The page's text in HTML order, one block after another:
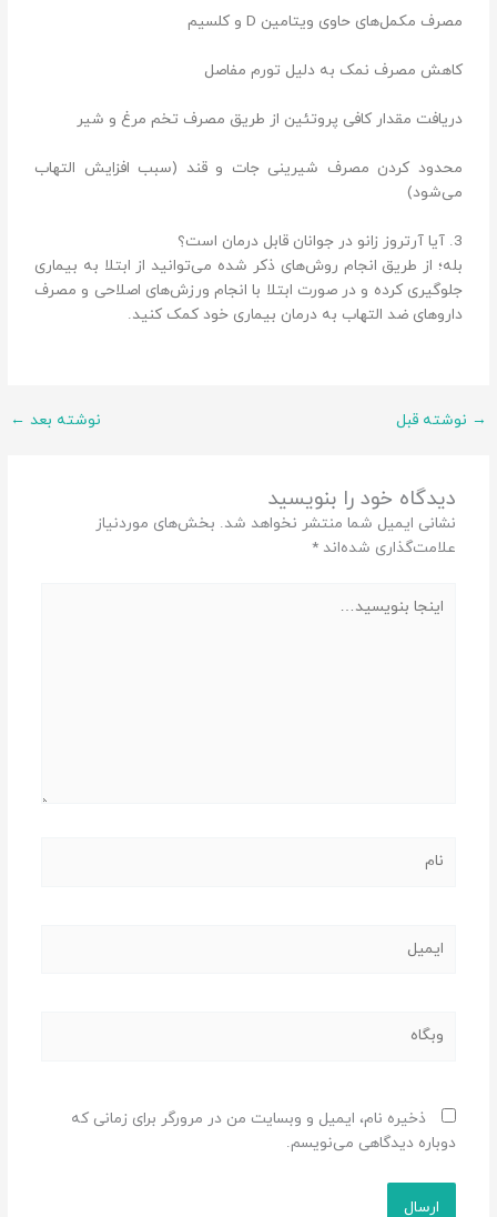
مصرف مکمل‌های حاوی ویتامین D و کلسیم
کاهش مصرف نمک به دلیل تورم مفاصل
دریافت مقدار کافی پروتئین از طریق مصرف تخم مرغ و شیر
محدود کردن مصرف شیرینی جات و قند (سبب افزایش التهاب
می‌شود)
3. آیا آرتروز زانو در جوانان قابل درمان است؟
بله؛ از طریق انجام روش‌های ذکر شده می‌توانید از ابتلا به بیماری
جلوگیری کرده و در صورت ابتلا با انجام ورزش‌های اصلاحی و مصرف
داروهای ضد التهاب به درمان بیماری خود کمک کنید.
→ نوشته قبل نوشته بعد ←
دیدگاه‌ خود را بنویسید
نشانی ایمیل شما منتشر نخواهد شد. بخش‌های موردنیاز
علامت‌گذاری شده‌اند *
بنویسید…
وبگاه
ذخیره نام، ایمیل و وبسایت من در مرورگر برای زمانی که
دوباره دیدگاهی می‌نویسم.